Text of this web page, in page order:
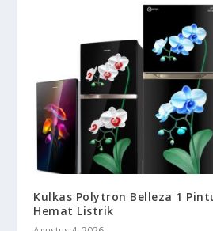
Kulkas Polytron Belleza 1
Hemat Listrik